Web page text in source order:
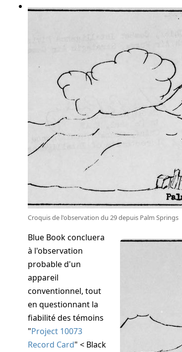
Croquis de l'observation du 29 depuis Palm Springs
Blue Book concluera
à l'observation
probable d'un
appareil
conventionnel, tout
en questionnant la
fiabilité des témoins
"Project 10073
Record Card" < Black